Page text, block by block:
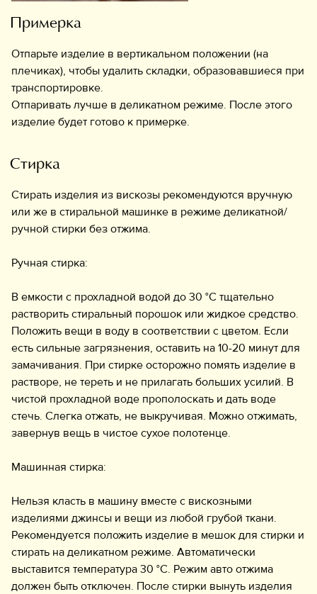
Примерка
Отпарьте изделие в вертикальном положении (на
плечиках), чтобы удалить складки, образовавшиеся при
транспортировке.
Отпаривать лучше в деликатном режиме. После этого
изделие будет готово к примерке.
Стирка
Стирать изделия из вискозы рекомендуются вручную
или же в стиральной машинке в режиме деликатной/
ручной стирки без отжима.
Ручная стирка:
В емкости с прохладной водой до 30 °C тщательно
растворить стиральный порошок или жидкое средство.
Положить вещи в воду в соответствии с цветом. Если
есть сильные загрязнения, оставить на 10-20 минут для
замачивания. При стирке осторожно помять изделие в
растворе, не тереть и не прилагать больших усилий. В
чистой прохладной воде прополоскать и дать воде
стечь. Слегка отжать, не выкручивая. Можно отжимать,
завернув вещь в чистое сухое полотенце.
Машинная стирка:
Нельзя класть в машину вместе с вискозными
изделиями джинсы и вещи из любой грубой ткани.
Рекомендуется положить изделие в мешок для стирки и
стирать на деликатном режиме. Автоматически
выставится температура 30 °C. Режим авто отжима
должен быть отключен. После стирки вынуть изделия